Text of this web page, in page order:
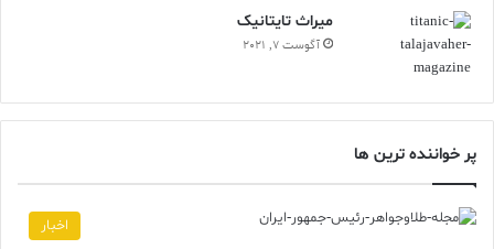
فلزکاری آنگلوساکسون
کاوش تابستان ۲۰۲۶
کشف ویلتشر
گنجینه ویلتشر
میراث قرن هفتم
نماد کلاغ اودین
ميراث تايتانيک
آگوست 7, 2021
پر خواننده ترین ها
اخبار